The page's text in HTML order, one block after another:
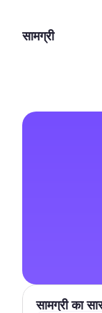
सामग्री
सामग्री का